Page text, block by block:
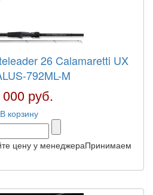
26 Calamaretti UX
792ML-M
руб.
В корзину
цену у менеджераПринимаем